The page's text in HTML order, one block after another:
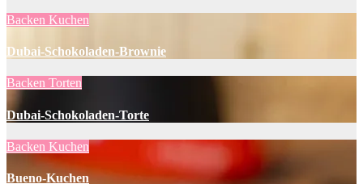
Backen Kuchen
Dubai-Schokoladen-Brownie
Backen Torten
Dubai-Schokoladen-Torte
Backen Kuchen
Bueno-Kuchen